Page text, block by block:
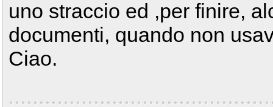
uno straccio ed ,per finire,
documenti, quando non
Ciao.